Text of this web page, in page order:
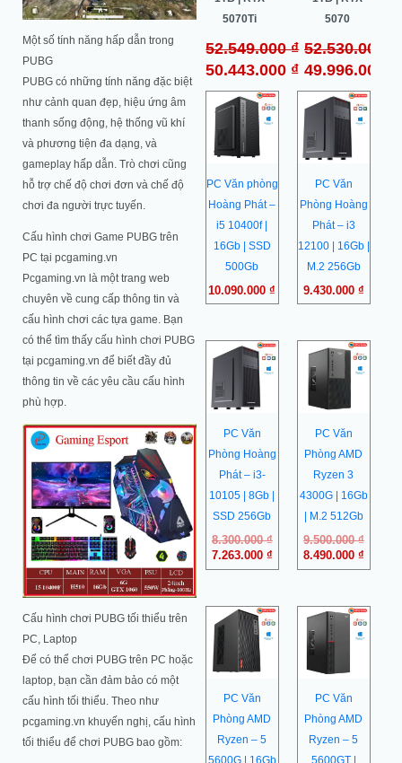
Một số tính năng hấp dẫn trong
PUBG
PUBG có những tính năng đặc biệt
như cảnh quan đẹp, hiệu ứng âm
thanh sống động, hệ thống vũ khí
và phương tiện đa dạng, và
gameplay hấp dẫn. Trò chơi cũng
hỗ trợ chế độ chơi đơn và chế độ
chơi đa người trực tuyến.
Cấu hình chơi Game PUBG trên
PC tại pcgaming.vn
Pcgaming.vn là một trang web
chuyên về cung cấp thông tin và
cấu hình chơi các tựa game. Bạn
có thể tìm thấy cấu hình chơi PUBG
tại pcgaming.vn để biết đầy đủ
thông tin về các yêu cầu cấu hình
phù hợp.
Cấu hình chơi PUBG tối thiểu trên
PC, Laptop
Để có thể chơi PUBG trên PC hoặc
laptop, bạn cần đảm bảo có một
cấu hình tối thiểu. Theo như
pcgaming.vn khuyến nghị, cấu hình
tối thiểu để chơi PUBG bao gồm:
5070 OC
64.500.000
5070Ti
52.549.000₫
50.443.000 ₫
5070
52.530.000
49.996.000
PC Văn phòng
Hoàng Phát –
i5 10400f |
16Gb | SSD
500Gb
10.090.000₫
PC Văn
Phòng Hoàng
Phát – i3
12100 | 16Gb |
M.2 256Gb
9.430.000 ₫
PC Văn
Phòng Hoàng
Phát – i3-
10105 | 8Gb |
SSD 256Gb
8.300.000₫
Giá
gốc
7.263.000 ₫
Giá
hiện
7.263.000 ₫.
PC Văn
Phòng AMD
Ryzen 3
4300G | 16Gb
| M.2 512Gb
9.500.000₫
Giá
gốc
8.490.000 ₫
Giá
hiện
PC Văn
Phòng AMD
Ryzen – 5
PC Văn
Phòng AMD
Ryzen – 5